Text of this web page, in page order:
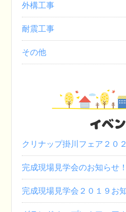
外構工事
耐震工事
その他
イベ
クリナップ掛川フェア２０
完成現場見学会のお知らせ！
完成現場見学会２０１９お